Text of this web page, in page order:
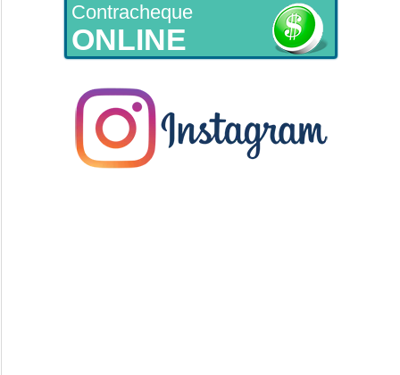
Contracheque
ONLINE